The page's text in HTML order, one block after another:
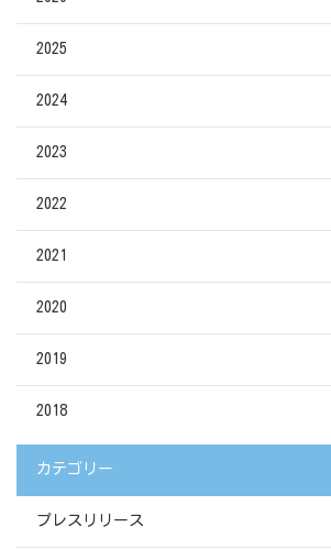
2025
2024
2023
2022
2021
2020
2019
2018
カテゴリー
プレスリリース